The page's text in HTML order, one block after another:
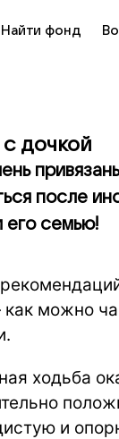
Найти фонд
дочкой
после
его семью!
можно
ходьба
и